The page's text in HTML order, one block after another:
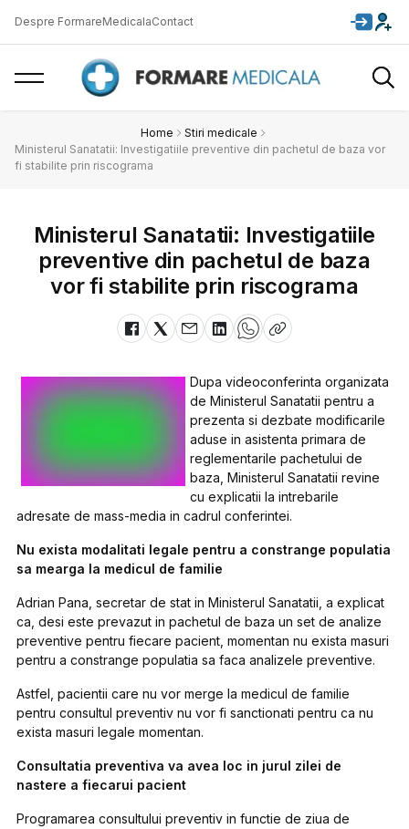
Despre FormareMedicalaContact
Home
Stiri medicale
Ministerul Sanatatii: Investigatiile preventive din pachetul de baza vor
fi stabilite prin riscograma
Ministerul Sanatatii: Investigatiile
preventive din pachetul de baza
vor fi stabilite prin riscograma
Dupa videoconferinta organizata
de Ministerul Sanatatii pentru a
prezenta si dezbate modificarile
aduse in asistenta primara de
reglementarile pachetului de
baza, Ministerul Sanatatii revine
cu explicatii la intrebarile
adresate de mass-media in cadrul conferintei.
Nu exista modalitati legale pentru a constrange populatia
sa mearga la medicul de familie
Adrian Pana, secretar de stat in Ministerul Sanatatii, a explicat
ca, desi este prevazut in pachetul de baza un set de analize
preventive pentru fiecare pacient, momentan nu exista masuri
pentru a constrange populatia sa faca analizele preventive.
Astfel, pacientii care nu vor merge la medicul de familie
pentru consultul preventiv nu vor fi sanctionati pentru ca nu
exista masuri legale momentan.
Consultatia preventiva va avea loc in jurul zilei de
nastere a fiecarui pacient
Programarea consultului preventiv in functie de ziua de